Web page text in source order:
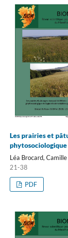
Les prairies et
Léa Brocard, Camille
21-38
PDF